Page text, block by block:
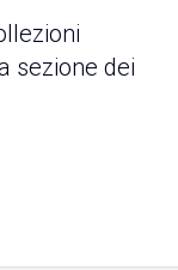
sezione dei